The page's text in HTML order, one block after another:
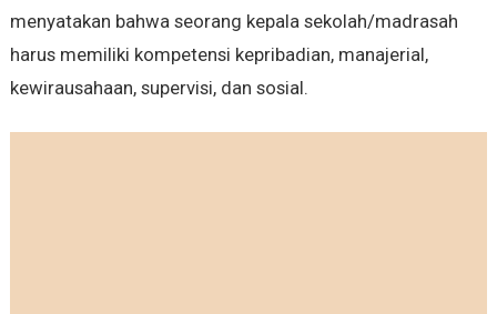
menyatakan bahwa seorang kepala sekolah/madrasah
harus memiliki kompetensi kepribadian, manajerial,
kewirausahaan, supervisi, dan sosial.